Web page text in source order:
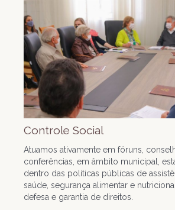
Controle Social
Atuamos ativamente em fóruns,
conferências, em âmbito municipal,
dentro das políticas públicas de
saúde, segurança alimentar e
defesa e garantia de direitos.